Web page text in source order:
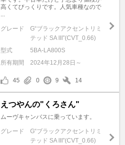
高くてびっくりです。人気車種なので
...
グレード
G“ブラックアクセントリミ
テッド SA III”(CVT_0.66)
型式
5BA-LA800S
所有期間
2024年12月28日～
45 0 9 14
えつやんの"くろさん"
ムーヴキャンバスに乗っています。
グレード
G“ブラックアクセントリミ
テッド SA III”(CVT_0.66)